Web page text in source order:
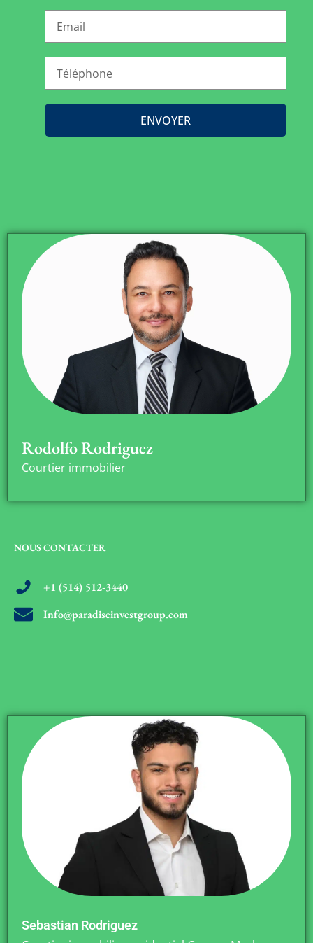
ENVOYER
Rodolfo Rodriguez
Courtier immobilier
NOUS CONTACTER
+1 (514) 512-3440
Info@paradiseinvestgroup.com
Sebastian Rodriguez